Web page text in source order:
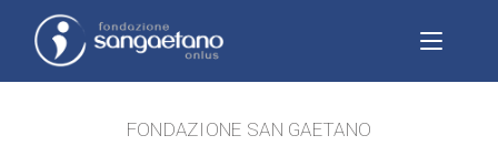
FONDAZIONE SAN GAETANO